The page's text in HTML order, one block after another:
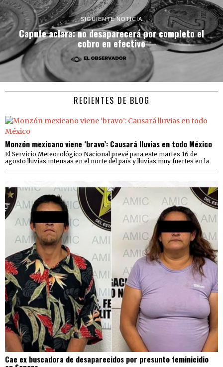
SIGUIENTE NOTICIA
Capufe aclara: no desaparecerá por completo el
cobro en efectivo
RECIENTES DE BLOG
Monzón mexicano viene ‘bravo’: Causará lluvias en todo México
El Servicio Meteorológico Nacional prevé para este martes 16 de
agosto lluvias intensas en el norte del país y lluvias muy fuertes en la
Cae ex buscadora de desaparecidos por presunto feminicidio